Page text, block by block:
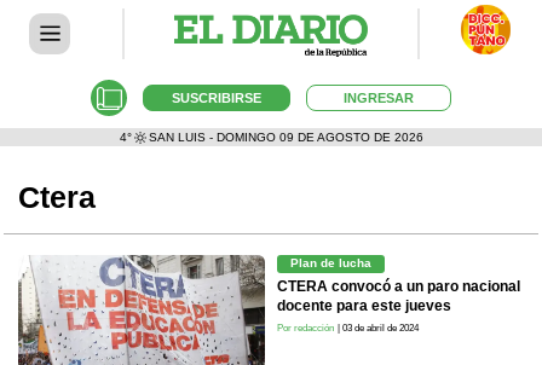
SUSCRIBIRSE INGRESAR
4° SAN LUIS - DOMINGO 09 DE AGOSTO DE 2026
Ctera
Plan de lucha
CTERA convocó a un paro nacional
docente para este jueves
Por redacción | 03 de abril de 2024